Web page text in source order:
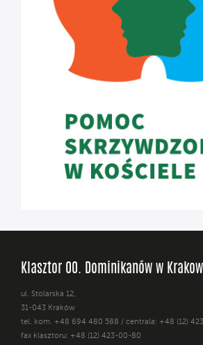
Klasztor OO. Dominikanów w
ul. Stolarska 12,
31-043 Kraków
tel. kom. +48 694 480 588 / centrala: +48 (12)
fax klasztoru: +48 (12) 423-00-80